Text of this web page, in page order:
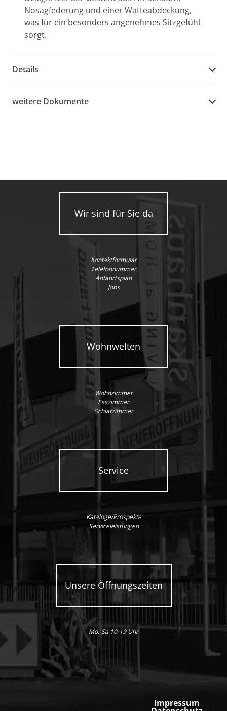
Nosagfederung und einer Watteabdeckung,
was für ein besonders angenehmes Sitzgefühl
sorgt.
Details
weitere Dokumente
Wir sind für Sie da
Kontaktformular
Telefonnummer
Anfahrtsplan
Jobs
Wohnwelten
Wohnzimmer
Esszimmer
Schlafzimmer
Service
Kataloge/Prospekte
Serviceleistungen
Unsere Öffnungszeiten
Mo.-Sa 10-19 Uhr
Impressum